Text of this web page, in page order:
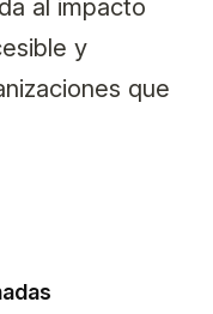
al impacto
y
que